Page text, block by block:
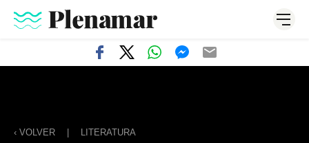
‹ VOLVER LITERATURA